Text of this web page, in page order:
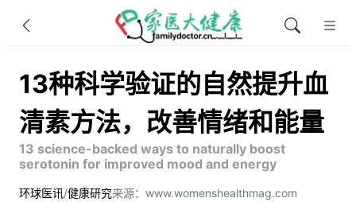
13种科学验证的自然提升血
清素方法，改善情绪和能量
13 science-backed ways to naturally boost
serotonin for improved mood and energy
环球医讯/健康研究来源：www.womenshealthmag.com